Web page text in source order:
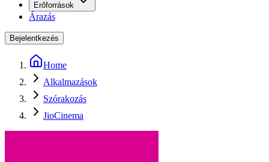
Erőforrások
Árazás
Bejelentkezés
Home
Alkalmazások
Szórakozás
JioCinema